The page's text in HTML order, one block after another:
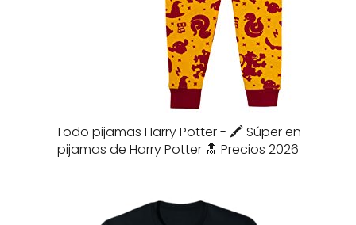
Todo pijamas Harry Potter - 🖍️ Súper en
pijamas de Harry Potter 🔝 Precios 2026